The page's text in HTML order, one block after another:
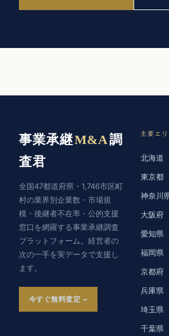
事業承継M&A調
査君
全国47都道府県・1,746市区町
村の業界別企業数・市場規
模・後継者不在率・公的支援
窓口を網羅する事業承継調査
プラットフォーム。経営者の
次の一手を実データで支援し
ます。
今すぐ無料査定
主要エリ
北海道
東京都
神奈川
大阪府
愛知県
福岡県
京都府
兵庫県
埼玉県
千葉県